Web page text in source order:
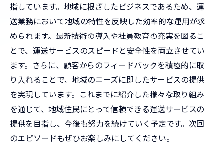
指しています。地域に根ざしたビジネスであるため、運
送業務において地域の特性を反映した効率的な運用が求
められます。最新技術の導入や社員教育の充実を図るこ
とで、運送サービスのスピードと安全性を両立させてい
ます。さらに、顧客からのフィードバックを積極的に取
り入れることで、地域のニーズに即したサービスの提供
を実現しています。これまでに紹介した様々な取り組み
を通じて、地域住民にとって信頼できる運送サービスの
提供を目指し、今後も努力を続けていく予定です。次回
のエピソードもぜひお楽しみにしてください。